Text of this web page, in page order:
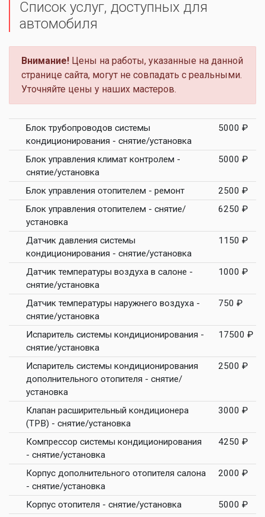
Список услуг, доступных для
автомобиля
Внимание! Цены на работы, указанные на данной
странице сайта, могут не совпадать с реальными.
Уточняйте цены у наших мастеров.
Блок трубопроводов системы
кондиционирования - снятие/установка
5000 ₽
Блок управления климат контролем -
снятие/установка
5000 ₽
Блок управления отопителем - ремонт
2500 ₽
Блок управления отопителем - снятие/
установка
6250 ₽
Датчик давления системы
кондиционирования - снятие/установка
1150 ₽
Датчик температуры воздуха в салоне -
снятие/установка
1000 ₽
Датчик температуры наружнего воздуха -
снятие/установка
750 ₽
Испаритель системы кондиционирования -
снятие/установка
17500 ₽
Испаритель системы кондиционирования
дополнительного отопителя - снятие/
установка
2500 ₽
Клапан расширительный кондиционера
(ТРВ) - снятие/установка
3000 ₽
Компрессор системы кондиционирования
- снятие/установка
4250 ₽
Корпус дополнительного отопителя салона
- снятие/установка
2000 ₽
Корпус отопителя - снятие/установка
5000 ₽